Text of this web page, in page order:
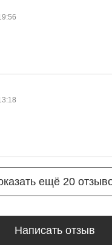
ещё 20
Написать отзыв